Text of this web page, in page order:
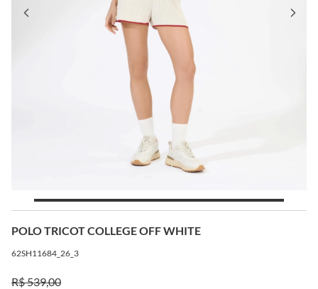
POLO TRICOT COLLEGE OFF WHITE
62SH11684_26_3
R$ 539,00